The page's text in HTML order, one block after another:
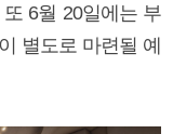
6월 20일에는 부
별도로 마련될 예